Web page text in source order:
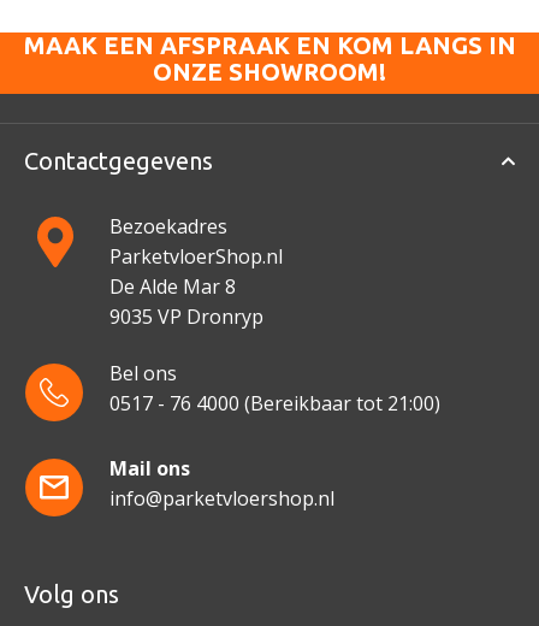
MAAK EEN AFSPRAAK EN KOM LANGS IN
ONZE SHOWROOM!
Contactgegevens
Bezoekadres
ParketvloerShop.nl
De Alde Mar 8
9035 VP Dronryp
Bel ons
0517 - 76 4000 (Bereikbaar tot 21:00)
Mail ons
info@parketvloershop.nl
Volg ons